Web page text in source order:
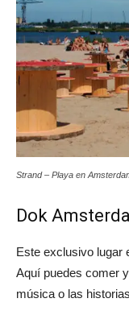
Strand – Playa en
Dok
Este exclusivo lugar
Aquí puedes comer
música o las